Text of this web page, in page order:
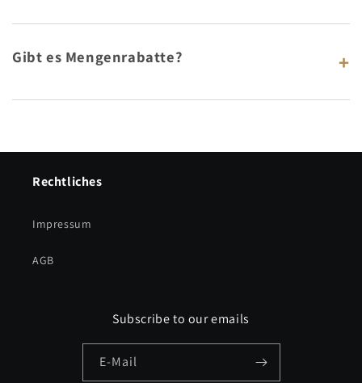
Gibt es Mengenrabatte? +
Rechtliches
Impressum
AGB
Subscribe to our emails
E-Mail